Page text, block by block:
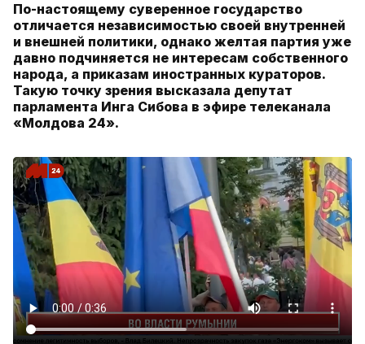
По-настоящему суверенное государство
отличается независимостью своей внутренней
и внешней политики, однако желтая партия уже
давно подчиняется не интересам собственного
народа, а приказам иностранных кураторов.
Такую точку зрения высказала депутат
парламента Инга Сибова в эфире телеканала
«Молдова 24».